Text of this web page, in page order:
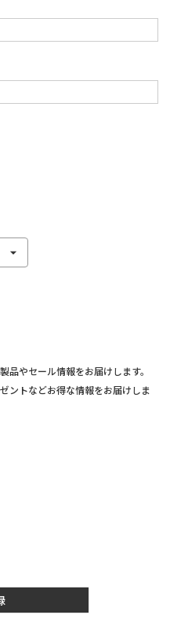
品やセール情報をお届けします。
ントなどお得な情報をお届けしま